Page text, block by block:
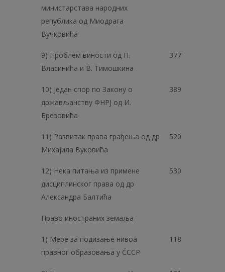
министарстава народних
република од Миодрага
Вучковића
9) Проблем виности од П.
Власинића и В. Тимошкина
377
10) Један спор по Закону о
држављанству ФНРЈ од И.
Брезовића
389
11) Развитак права грађења од др
Михајила Вуковића
520
12) Нека питања из примене
дисциплинског права од др
Александра Балтића
530
Право иностраних земаља
1) Мере за подизање нивоа
правног образовања у ĆCCP
118